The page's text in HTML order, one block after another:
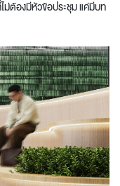
ต้องมีหัวข้อประชุม แค่มีบท